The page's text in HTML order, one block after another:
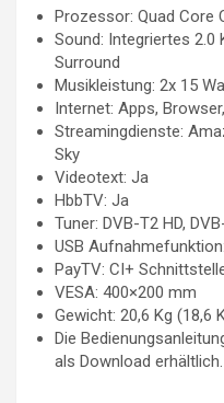
Prozessor: Quad Core
Sound: Integriertes 2.0
Surround
Musikleistung: 2x 15
Internet: Apps,
Streamingdienste:
Sky
Videotext: Ja
HbbTV: Ja
Tuner: DVB-T2 HD,
USB
PayTV: CI+
VESA: 400×200 mm
Gewicht: 20,6 Kg (18,6
Die
als Download erhältlich.